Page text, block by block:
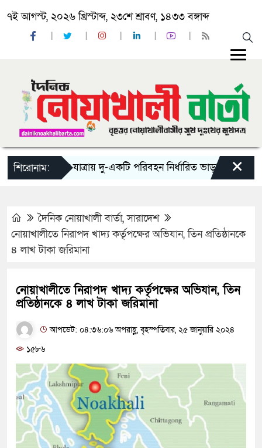
৭ই আগস্ট, ২০২৬ খ্রিস্টাব্দ, ২৩শে শ্রাবণ, ১৪৩৩ বঙ্গাব্দ
শিরোনাম:‘ঈদ যাত্রায় দু-একটি পরিবহন নির্ধারিত ভাড়ার চেয়েও কম
×
দৈনিক নোয়াখালী বার্তা,সারাদেশ
নোয়াখালীতে নিরাপদ খাদ্য কর্তৃপক্ষের অভিযান, তিন প্রতিষ্ঠানকে
৪ লাখ টাকা জরিমানা
নোয়াখালীতে নিরাপদ খাদ্য কর্তৃপক্ষের অভিযান, তিন
প্রতিষ্ঠানকে ৪ লাখ টাকা জরিমানা
আপডেট: ০৪:৩৬:০৬ অপরাহ্ণ, বৃহস্পতিবার, ২৫ জানুয়ারি ২০২৪
১৫৮৬